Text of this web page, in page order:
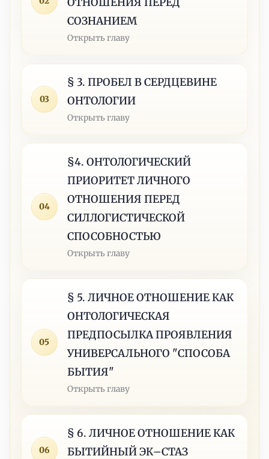
СОЗНАНИЕМ
Открыть главу
03
§ 3. ПРОБЕЛ В СЕРДЦЕВИНЕ
ОНТОЛОГИИ
Открыть главу
04
§4. ОНТОЛОГИЧЕСКИЙ
ПРИОРИТЕТ ЛИЧНОГО
ОТНОШЕНИЯ ПЕРЕД
СИЛЛОГИСТИЧЕСКОЙ
СПОСОБНОСТЬЮ
Открыть главу
05
§ 5. ЛИЧНОЕ ОТНОШЕНИЕ КАК
ОНТОЛОГИЧЕСКАЯ
ПРЕДПОСЫЛКА ПРОЯВЛЕНИЯ
УНИВЕРСАЛЬНОГО "СПОСОБА
БЫТИЯ"
Открыть главу
06
§ 6. ЛИЧНОЕ ОТНОШЕНИЕ КАК
БЫТИЙНЫЙ ЭК–СТАЗ